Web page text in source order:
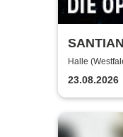
was
2026
Halle
23.08.2026